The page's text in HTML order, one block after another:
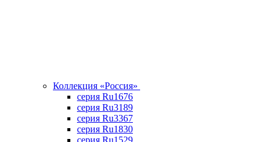
Коллекция «Россия»
серия Ru1676
серия Ru3189
серия Ru3367
cерия Ru1830
серия Ru1529